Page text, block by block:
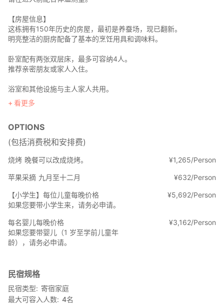
【房屋信息】
这栋拥有150年历史的房屋，最初是养蚕场，现已翻新。
明亮整洁的厨房配备了基本的烹饪用具和调味料。
卧室配有两张双层床，最多可容纳4人。
推荐亲密朋友或家人入住。
浴室和其他设施与主人家人共用。
附近还有公共浴池。如果您想使用浴室，请随时咨询店主以获取更
多信息。
餐饮
您可以与店主一起烹制晚餐和早餐，并一起享用。请给我们留言，
咨询菜单和过敏原信息。
烧烤费用为每人1,000日元。请在选项部分选择此选项。
体验菜单
烹饪体验：与店主一起烹制晚餐/早餐。
费用：0日元
请在预订时咨询菜单、过敏原信息等。
如果您有此需求，请在预订时告知我们。
价格：每人1000日元起
樱桃采摘：6月中旬至7月初
价格：成人30分钟1800日元起
看更多
OPTIONS
(包括消费税和安排费)
烧烤 晚餐可以改成烧烤。 ¥1,265/Person
苹果采摘 九月至十二月 ¥632/Person
【小学生】每位儿童每晚价格
如果您要带小学生来，请务必申请。
¥5,692/Person
每名婴儿每晚价格
如果您要带婴儿（1 岁至学前儿童年
龄），请务必申请。
¥3,162/Person
民宿规格
民宿类型
寄宿家庭
最大可容入人数 4名